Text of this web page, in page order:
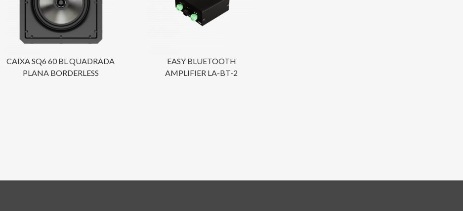
CAIXA SQ6 60 BL QUADRADA
PLANA BORDERLESS
EASY BLUETOOTH
AMPLIFIER LA-BT-2